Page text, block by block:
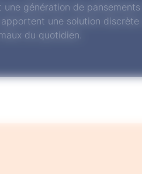
génération de
une solution discrète
du quotidien.